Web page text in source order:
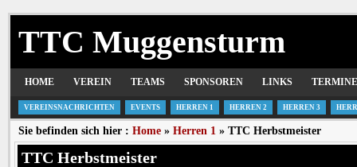
TTC Muggensturm
HOME VEREIN TEAMS SPONSOREN LINKS TERMINE
VEREINSNACHRICHTEN EVENTS HERREN 1 HERREN 2 HERREN 3
Sie befinden sich hier : Home » Herren 1 » TTC Herbstmeister
TTC Herbstmeister